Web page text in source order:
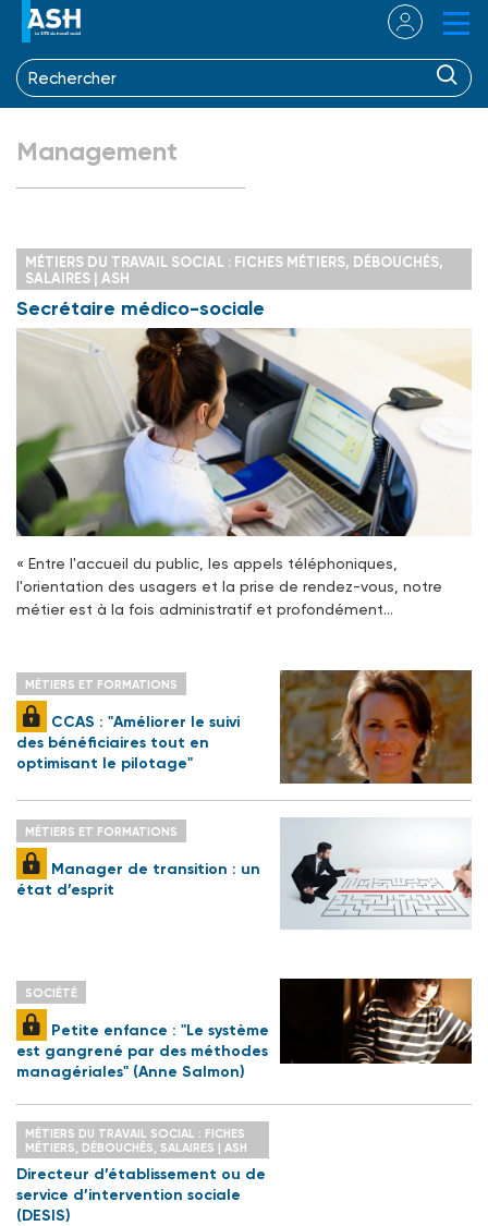
Management
MÉTIERS DU TRAVAIL SOCIAL : FICHES MÉTIERS, DÉBOUCHÉS,
SALAIRES | ASH
Secrétaire médico-sociale
« Entre l'accueil du public, les appels téléphoniques,
l'orientation des usagers et la prise de rendez-vous, notre
métier est à la fois administratif et profondément…
MÉTIERS ET FORMATIONS
CCAS : "Améliorer le suivi
des bénéficiaires tout en
optimisant le pilotage"
MÉTIERS ET FORMATIONS
Manager de transition : un
état d’esprit
SOCIÉTÉ
Petite enfance : "Le système
est gangrené par des méthodes
managériales" (Anne Salmon)
MÉTIERS DU TRAVAIL SOCIAL : FICHES
MÉTIERS, DÉBOUCHÉS, SALAIRES | ASH
Directeur d’établissement ou de
service d’intervention sociale
(DESIS)